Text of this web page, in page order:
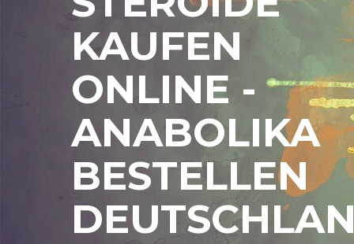
KAUFEN
ONLINE -
ANABOLIKA
BESTELLEN